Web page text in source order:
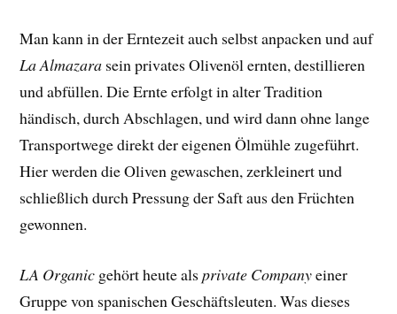
Man kann in der Erntezeit auch selbst anpacken und auf
La Almazara sein privates Olivenöl ernten, destillieren
und abfüllen. Die Ernte erfolgt in alter Tradition
händisch, durch Abschlagen, und wird dann ohne lange
Transportwege direkt der eigenen Ölmühle zugeführt.
Hier werden die Oliven gewaschen, zerkleinert und
schließlich durch Pressung der Saft aus den Früchten
gewonnen.
LA Organic gehört heute alsprivate Companyeiner
Gruppe von spanischen Geschäftsleuten. Was dieses